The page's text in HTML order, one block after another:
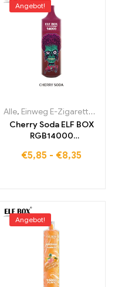
E-Zigaretten Estland,Einweg-
Angebot!
Alle, Einweg E-Zigaretten
Cherry Soda ELF BOX
RGB14000
Kirschgenuss mit
€5,85 - €8,35
Angebot!